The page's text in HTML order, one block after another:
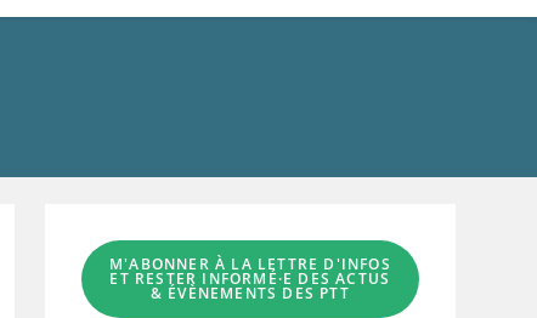
M'ABONNER À LA LETTRE D'INFOS
ET RESTER INFORMÉ·E DES ACTUS
& ÉVÈNEMENTS DES PTT